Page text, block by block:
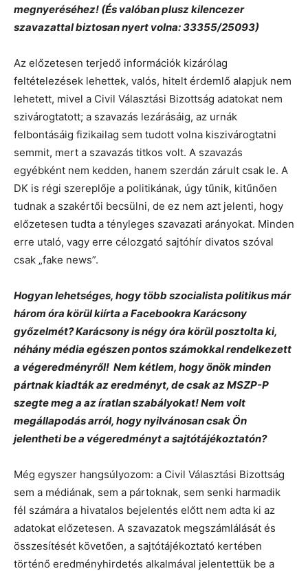
megnyeréséhez! (És valóban plusz kilencezer
szavazattal biztosan nyert volna: 33355/25093)
Az előzetesen terjedő információk kizárólag
feltételezések lehettek, valós, hitelt érdemlő alapjuk nem
lehetett, mivel a Civil Választási Bizottság adatokat nem
szivárogtatott; a szavazás lezárásáig, az urnák
felbontásáig fizikailag sem tudott volna kiszivárogtatni
semmit, mert a szavazás titkos volt. A szavazás
egyébként nem kedden, hanem szerdán zárult csak le. A
DK is régi szereplője a politikának, úgy tűnik, kitűnően
tudnak a szakértői becsülni, de ez nem azt jelenti, hogy
előzetesen tudta a tényleges szavazati arányokat. Minden
erre utaló, vagy erre célozgató sajtóhír divatos szóval
csak „fake news”.
Hogyan lehetséges, hogy több szocialista politikus már
három óra körül kiírta a Facebookra Karácsony
győzelmét? Karácsony is négy óra körül posztolta ki,
néhány média egészen pontos számokkal rendelkezett
a végeredményről! Nem kétlem, hogy önök minden
pártnak kiadták az eredményt, de csak az MSZP-P
szegte meg a az íratlan szabályokat! Nem volt
megállapodás arról, hogy nyilvánosan csak Ön
jelentheti be a végeredményt a sajtótájékoztatón?
Még egyszer hangsúlyozom: a Civil Választási Bizottság
sem a médiának, sem a pártoknak, sem senki harmadik
fél számára a hivatalos bejelentés előtt nem adta ki az
adatokat előzetesen. A szavazatok megszámlálását és
összesítését követően, a sajtótájékoztató kertében
történő eredményhirdetés alkalmával jelentettük be a